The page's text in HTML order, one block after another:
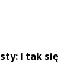
I tak się